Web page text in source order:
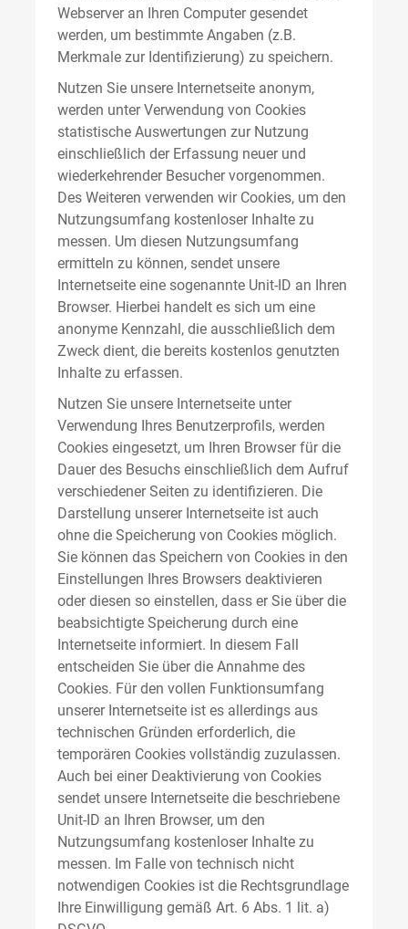
Webserver an Ihren Computer gesendet
werden, um bestimmte Angaben (z.B.
Merkmale zur Identifizierung) zu speichern.
Nutzen Sie unsere Internetseite anonym,
werden unter Verwendung von Cookies
statistische Auswertungen zur Nutzung
einschließlich der Erfassung neuer und
wiederkehrender Besucher vorgenommen.
Des Weiteren verwenden wir Cookies, um den
Nutzungsumfang kostenloser Inhalte zu
messen. Um diesen Nutzungsumfang
ermitteln zu können, sendet unsere
Internetseite eine sogenannte Unit-ID an Ihren
Browser. Hierbei handelt es sich um eine
anonyme Kennzahl, die ausschließlich dem
Zweck dient, die bereits kostenlos genutzten
Inhalte zu erfassen.
Nutzen Sie unsere Internetseite unter
Verwendung Ihres Benutzerprofils, werden
Cookies eingesetzt, um Ihren Browser für die
Dauer des Besuchs einschließlich dem Aufruf
verschiedener Seiten zu identifizieren. Die
Darstellung unserer Internetseite ist auch
ohne die Speicherung von Cookies möglich.
Sie können das Speichern von Cookies in den
Einstellungen Ihres Browsers deaktivieren
oder diesen so einstellen, dass er Sie über die
beabsichtigte Speicherung durch eine
Internetseite informiert. In diesem Fall
entscheiden Sie über die Annahme des
Cookies. Für den vollen Funktionsumfang
unserer Internetseite ist es allerdings aus
technischen Gründen erforderlich, die
temporären Cookies vollständig zuzulassen.
Auch bei einer Deaktivierung von Cookies
sendet unsere Internetseite die beschriebene
Unit-ID an Ihren Browser, um den
Nutzungsumfang kostenloser Inhalte zu
messen. Im Falle von technisch nicht
notwendigen Cookies ist die Rechtsgrundlage
Ihre Einwilligung gemäß Art. 6 Abs. 1 lit. a)